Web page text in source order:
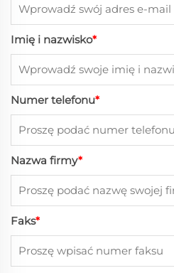
Imię i nazwisko*
Numer telefonu*
Nazwa firmy*
Faks*